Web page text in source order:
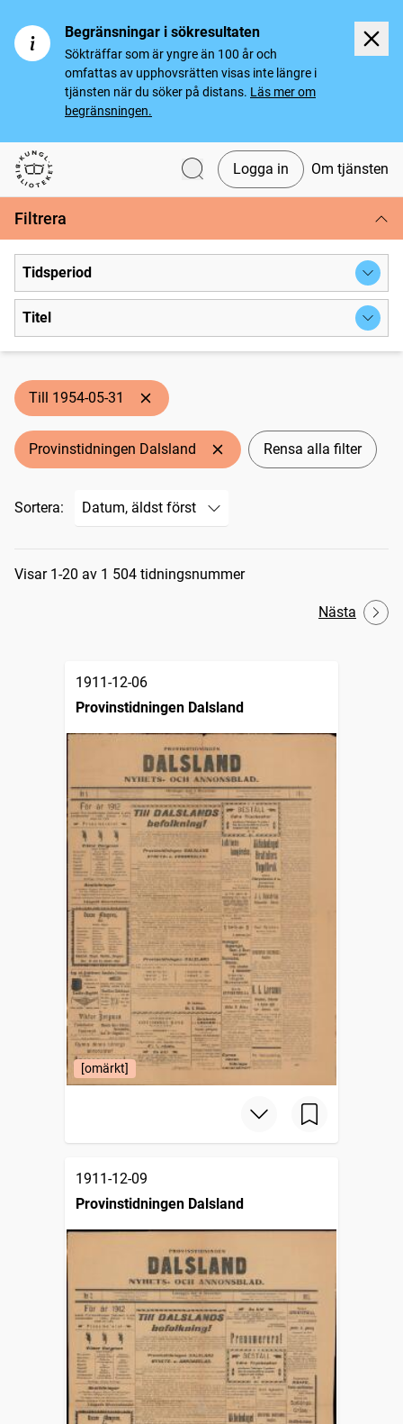
Begränsningar i sökresultaten
Sökträffar som är yngre än 100 år och
omfattas av upphovsrätten visas inte längre i
tjänsten när du söker på distans. Läs mer om
begränsningen.
Svenska tidningar
Logga in Om tjänsten
Filtrera
Tidsperiod
Titel
Till 1954-05-31
Provinstidningen Dalsland Rensa alla filter
Sortera:
Sökresultat
Visar 1-20 av 1 504 tidningsnummer
Nästa
1911-12-06
Provinstidningen Dalsland
[omärkt]
1911-12-09
Provinstidningen Dalsland